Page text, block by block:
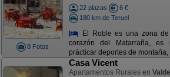
8 Fotos
22 plazas
6 €
180 km de Teruel
El Roble es una zona
corazón del Matarraña,
prácticar deportes de montaña,
Casa Vicent
Apartamentos Rurales en